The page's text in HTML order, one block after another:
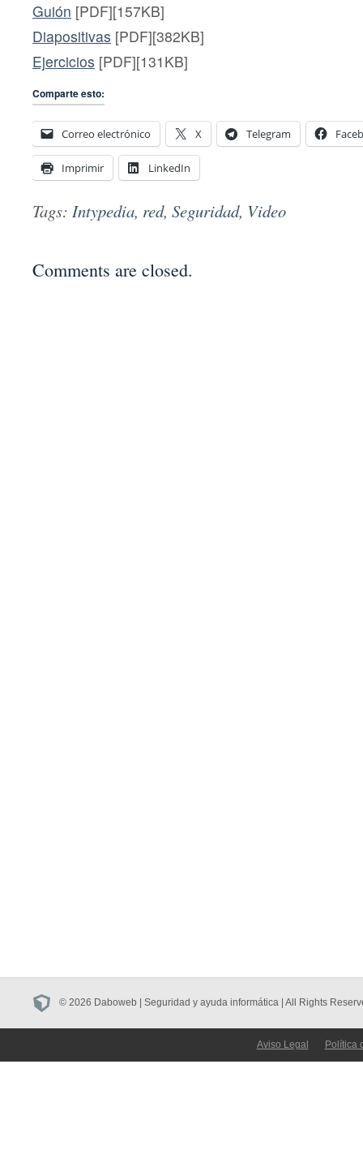
Guión [PDF][157KB]
Diapositivas [PDF][382KB]
Ejercicios [PDF][131KB]
Comparte esto:
Correo electrónico X Telegram
Imprimir LinkedIn
Tags: Intypedia, red, Seguridad, Video
Comments are closed.
© 2026 Daboweb | Seguridad y ayuda informática | All Rights
Aviso Legal Política